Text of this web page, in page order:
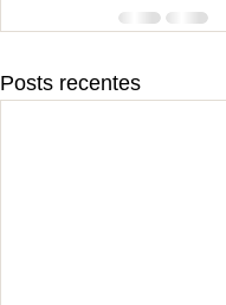
Posts recentes